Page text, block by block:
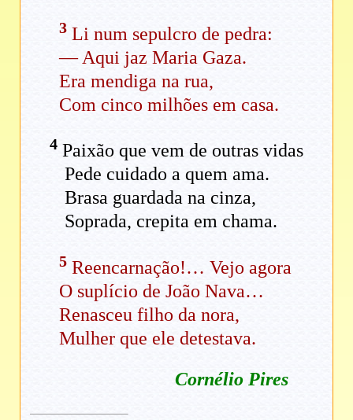
3 Li num sepulcro de pedra:
— Aqui jaz Maria Gaza.
Era mendiga na rua,
Com cinco milhões em casa.
4 Paixão que vem de outras vidas
Pede cuidado a quem ama.
Brasa guardada na cinza,
Soprada, crepita em chama.
5 Reencarnação!… Vejo agora
O suplício de João Nava…
Renasceu filho da nora,
Mulher que ele detestava.
Cornélio Pires